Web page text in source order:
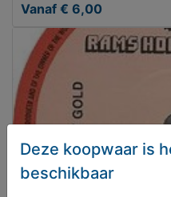
Vanaf € 6,00
Deze koopwaar is
beschikbaar